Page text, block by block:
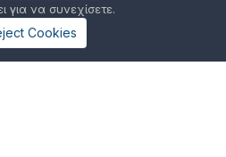
για να συνεχίσετε.
Cookies